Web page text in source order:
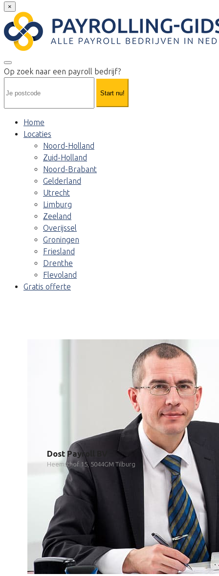
×
Op zoek naar een payroll bedrijf?
Start nu!
Home
Locaties
Noord-Holland
Zuid-Holland
Noord-Brabant
Gelderland
Utrecht
Limburg
Zeeland
Overijssel
Groningen
Friesland
Drenthe
Flevoland
Gratis offerte
Dost Payroll BV
Heemsthof 15, 5044GM Tilburg